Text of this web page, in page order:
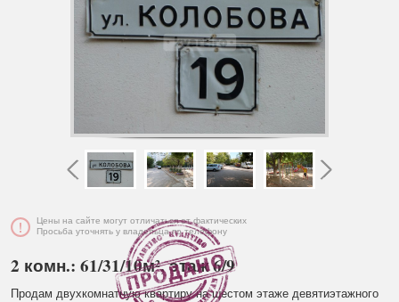
Цены на сайте могут отличаться от фактических
Просьба уточнять у владельца по телефону
2 комн.: 61/31/10м², этаж 6/9
Продам двухкомнатную квартиру на шестом этаже девятиэтажного